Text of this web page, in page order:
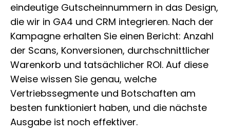
eindeutige Gutscheinnummern in das Design,
die wir in GA4 und CRM integrieren. Nach der
Kampagne erhalten Sie einen Bericht: Anzahl
der Scans, Konversionen, durchschnittlicher
Warenkorb und tatsächlicher ROI. Auf diese
Weise wissen Sie genau, welche
Vertriebssegmente und Botschaften am
besten funktioniert haben, und die nächste
Ausgabe ist noch effektiver.